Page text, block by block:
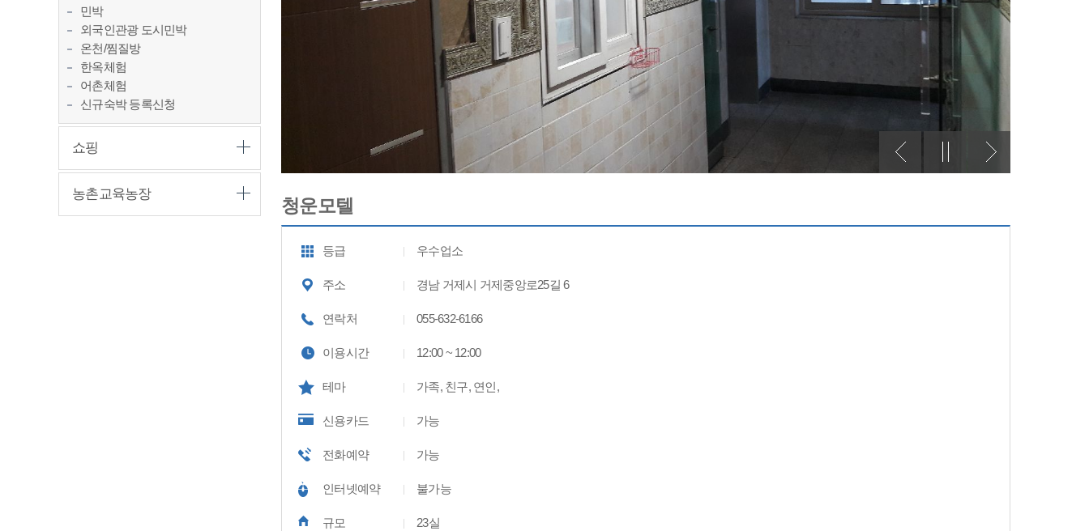
민박
외국인관광 도시민박
온천/찜질방
한옥체험
어촌체험
신규숙박 등록신청
쇼핑
농촌교육농장
청운모텔
등급 우수업소
주소 경남 거제시 거제중앙로25길 6
연락처 055-632-6166
이용시간 12:00 ~ 12:00
테마 가족, 친구, 연인,
신용카드 가능
전화예약 가능
인터넷예약 불가능
규모 23실